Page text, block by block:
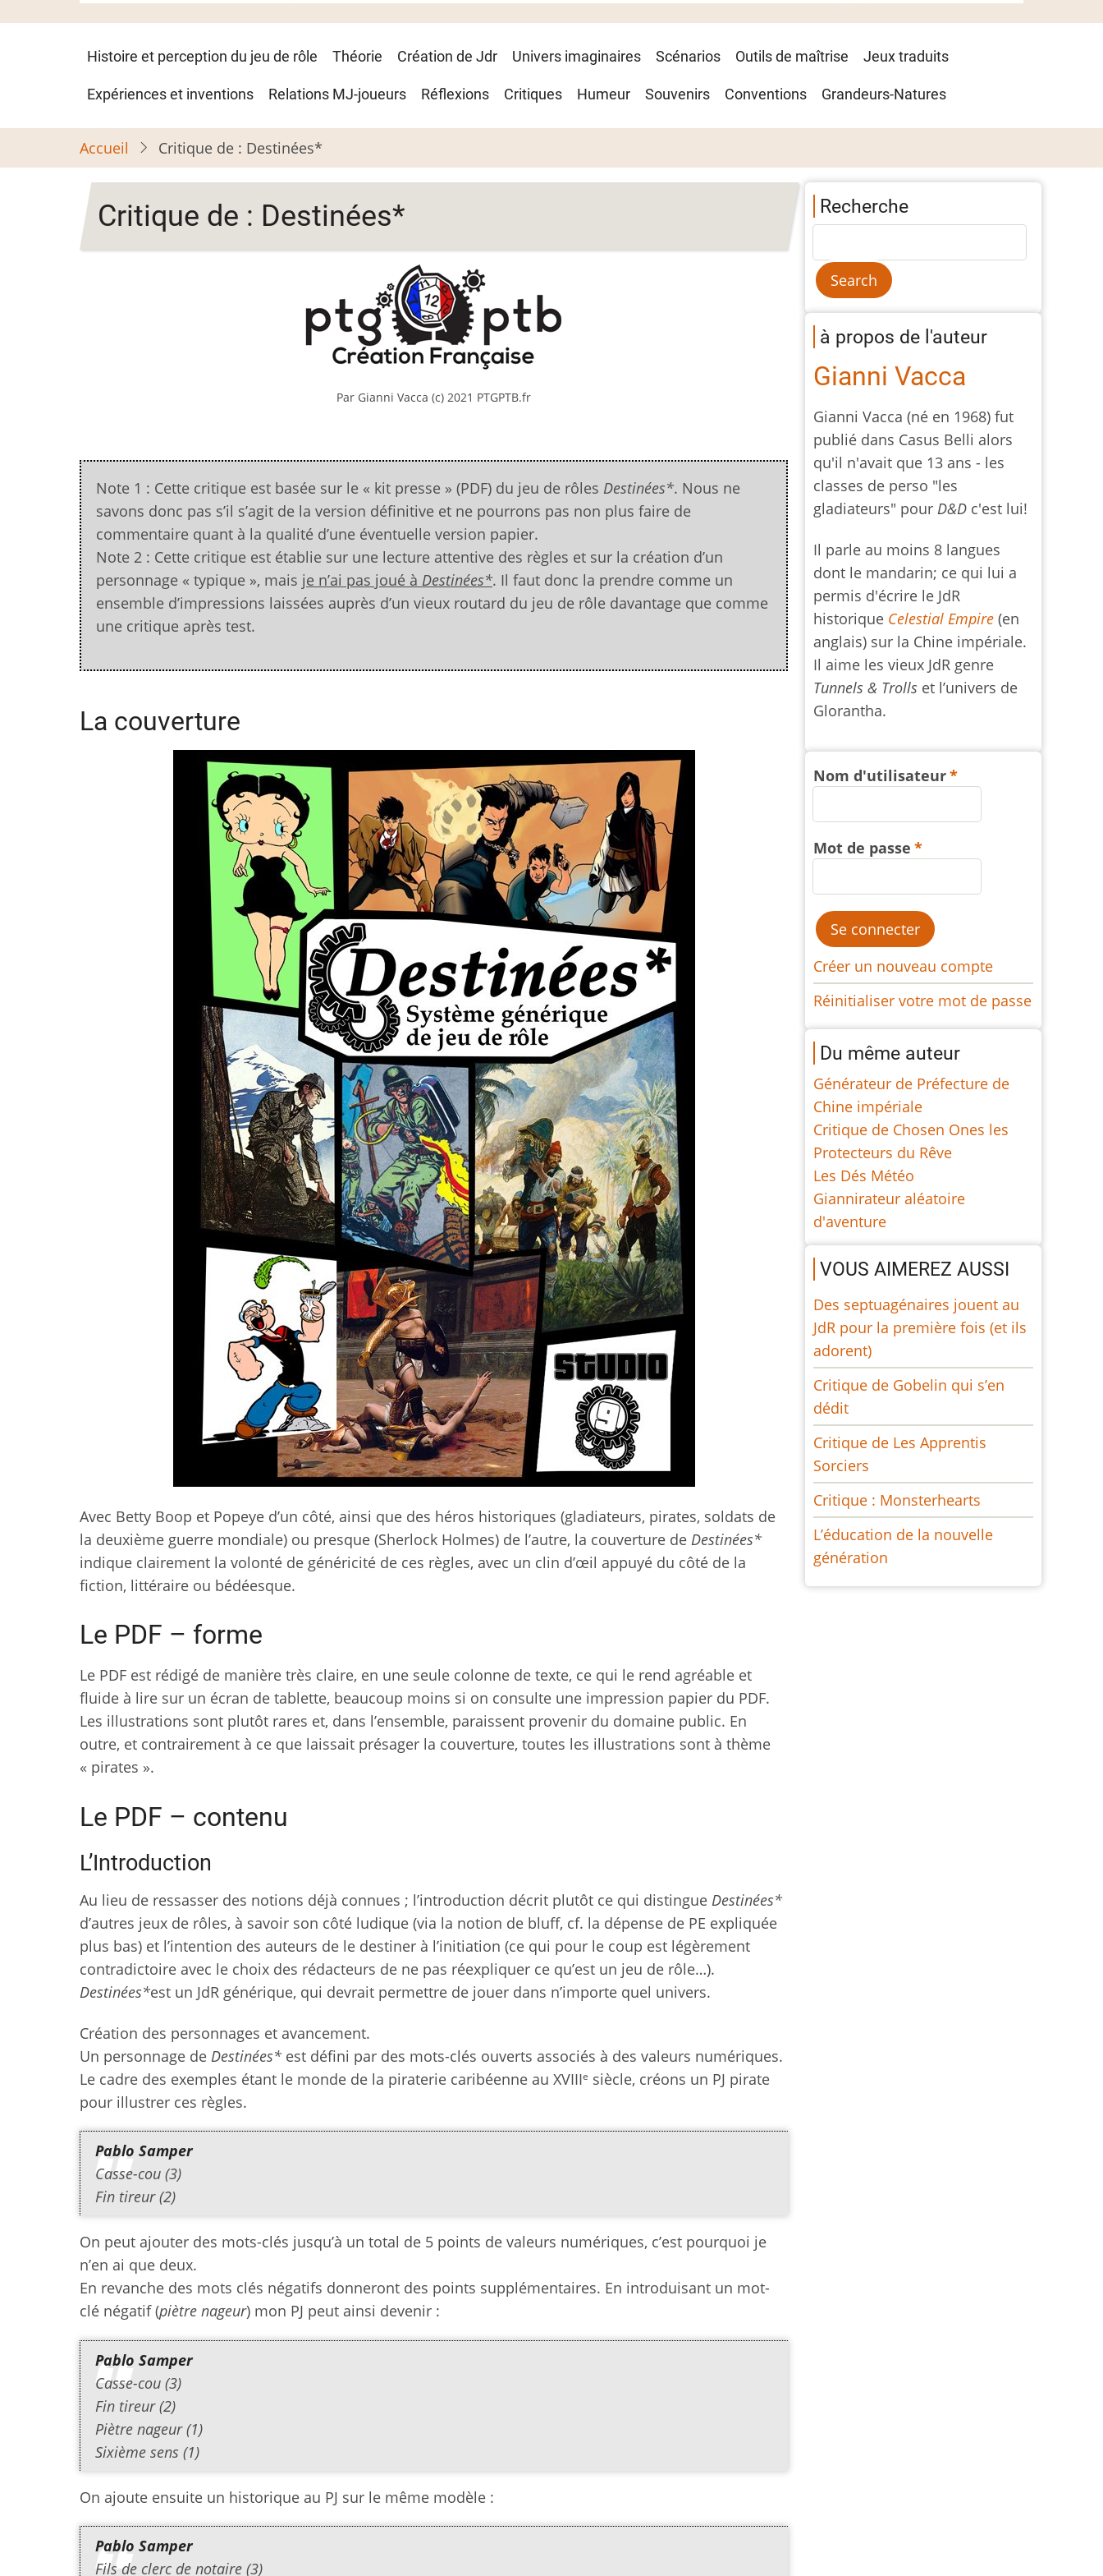
Navigation
principale
Histoire et perception du jeu de rôle Théorie Création de Jdr Univers imaginaires Scénarios Outils de maîtrise Jeux traduits
Expériences et inventions Relations MJ-joueurs Réflexions Critiques Humeur Souvenirs Conventions Grandeurs-Natures
Accueil Critique de : Destinées*
Critique de : Destinées*
Par Gianni Vacca (c) 2021 PTGPTB.fr
Note 1 : Cette critique est basée sur le « kit presse » (PDF) du jeu de rôles Destinées*. Nous ne
savons donc pas s’il s’agit de la version définitive et ne pourrons pas non plus faire de
commentaire quant à la qualité d’une éventuelle version papier.
Note 2 : Cette critique est établie sur une lecture attentive des règles et sur la création d’un
personnage « typique », mais je n’ai pas joué à Destinées*. Il faut donc la prendre comme un
ensemble d’impressions laissées auprès d’un vieux routard du jeu de rôle davantage que comme
une critique après test.
La couverture
Avec Betty Boop et Popeye d’un côté, ainsi que des héros historiques (gladiateurs, pirates, soldats de
la deuxième guerre mondiale) ou presque (Sherlock Holmes) de l’autre, la couverture de Destinées*
indique clairement la volonté de généricité de ces règles, avec un clin d’œil appuyé du côté de la
fiction, littéraire ou bédéesque.
Le PDF – forme
Le PDF est rédigé de manière très claire, en une seule colonne de texte, ce qui le rend agréable et
fluide à lire sur un écran de tablette, beaucoup moins si on consulte une impression papier du PDF.
Les illustrations sont plutôt rares et, dans l’ensemble, paraissent provenir du domaine public. En
outre, et contrairement à ce que laissait présager la couverture, toutes les illustrations sont à thème
« pirates ».
Le PDF – contenu
L’Introduction
Au lieu de ressasser des notions déjà connues ; l’introduction décrit plutôt ce qui distingue Destinées*
d’autres jeux de rôles, à savoir son côté ludique (via la notion de bluff, cf. la dépense de PE expliquée
plus bas) et l’intention des auteurs de le destiner à l’initiation (ce qui pour le coup est légèrement
contradictoire avec le choix des rédacteurs de ne pas réexpliquer ce qu’est un jeu de rôle…).
Destinées*est un JdR générique, qui devrait permettre de jouer dans n’importe quel univers.
Création des personnages et avancement.
Un personnage de Destinées* est défini par des mots-clés ouverts associés à des valeurs numériques.
Le cadre des exemples étant le monde de la piraterie caribéenne au XVIIIe siècle, créons un PJ pirate
pour illustrer ces règles.
Pablo Samper
Casse-cou (3)
Fin tireur (2)
On peut ajouter des mots-clés jusqu’à un total de 5 points de valeurs numériques, c’est pourquoi je
n’en ai que deux.
En revanche des mots clés négatifs donneront des points supplémentaires. En introduisant un mot-
clé négatif (piètre nageur) mon PJ peut ainsi devenir :
Pablo Samper
Casse-cou (3)
Fin tireur (2)
Piètre nageur (1)
Sixième sens (1)
On ajoute ensuite un historique au PJ sur le même modèle :
Pablo Samper
Fils de clerc de notaire (3)
Recherche
à propos de l'auteur
Gianni Vacca
Gianni Vacca (né en 1968) fut
publié dans Casus Belli alors
qu'il n'avait que 13 ans - les
classes de perso "les
gladiateurs" pourD&D c'est lui!
Il parle au moins 8 langues
dont le mandarin; ce qui lui a
permis d'écrire le JdR
historique Celestial Empire (en
anglais) sur la Chine impériale.
Il aime les vieux JdR genre
Tunnels & Trolls et l’univers de
Glorantha.
Nom d'utilisateur
Mot de passe
Créer un nouveau compte
Réinitialiser votre mot de passe
Du même auteur
Générateur de Préfecture de
Chine impériale
Critique de Chosen Ones les
Protecteurs du Rêve
Les Dés Météo
Giannirateur aléatoire
d'aventure
VOUS AIMEREZ AUSSI
Des septuagénaires jouent au
JdR pour la première fois (et ils
adorent)
Critique de Gobelin qui s’en
dédit
Critique de Les Apprentis
Sorciers
Critique : Monsterhearts
L’éducation de la nouvelle
génération